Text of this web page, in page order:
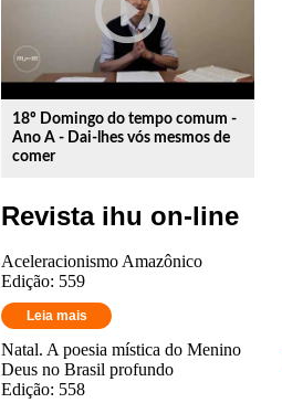
18º Domingo do tempo comum -
Ano A - Dai-lhes vós mesmos de
comer
Revista ihu on-line
Aceleracionismo Amazônico
Edição: 559
Leia mais
Natal. A poesia mística do Menino
Deus no Brasil profundo
Edição: 558